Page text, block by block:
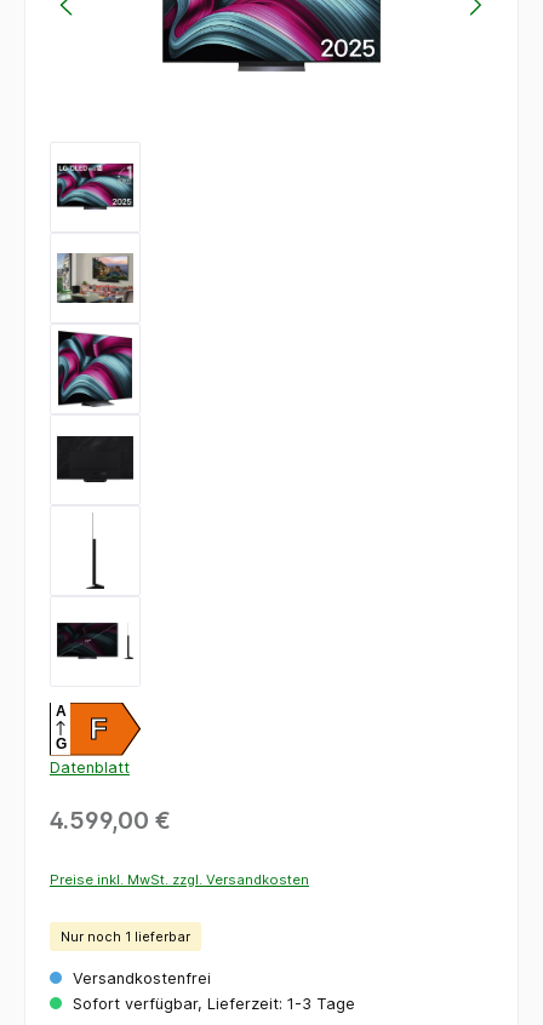
F
A
G
Datenblatt
4.599,00 €
Preise inkl. MwSt. zzgl. Versandkosten
Nur noch 1 lieferbar
Versandkostenfrei
Sofort verfügbar, Lieferzeit: 1-3 Tage